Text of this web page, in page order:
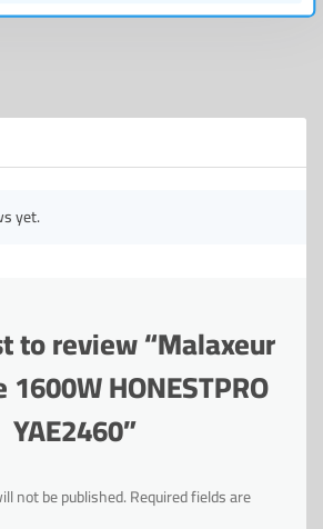
yet.
to review “Malaxeur
HONESTPRO
YAE2460”
not be published.Required fields are